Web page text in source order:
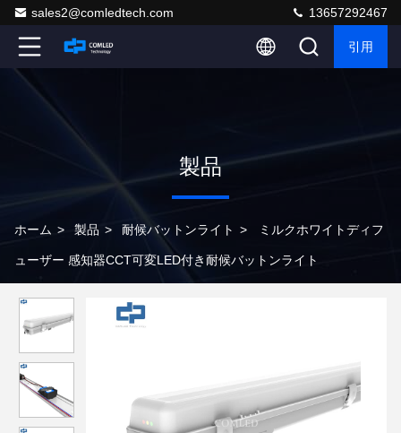
sales2@comledtech.com 13657292467
引用
製品
ホーム > 製品 > 耐候バットンライト > ミルクホワイトディフ
ューザー 感知器CCT可変LED付き耐候バットンライト